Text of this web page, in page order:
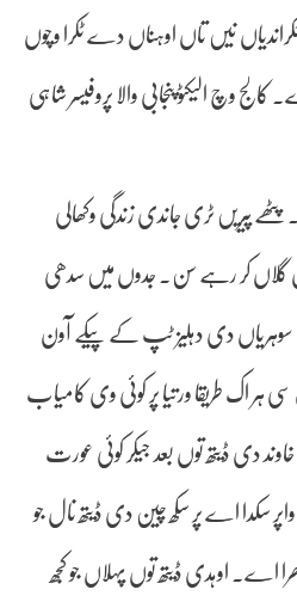
نیں تاں اوہناں دے ٹکرا وچوں
وچ الیکٹو پنجابی والا پروفیسر شاہی
پیریں ٹری جاندی زندگی وکھالی
کر رہے سن۔ جدوں میں سدھی
سوہریاں دی دہلیز ٹپ کے پیکے آون
اک طریقا ورتیا پر کوئی وی کامیاب
دی ڈیتھ توں بعد جیکر کوئی عورت
سکدا اے پر سکھ چین دی ڈیتھ نال جو
اے۔ اوہدی ڈیتھ توں پہلاں جو کجھ